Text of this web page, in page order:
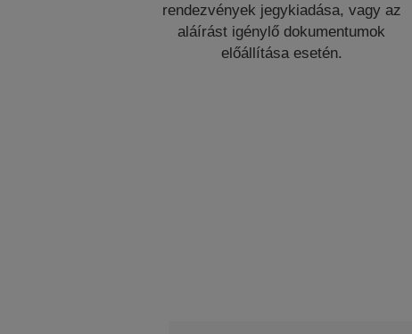
rendezvények jegykiadása, vagy az
aláírást igénylő dokumentumok
előállítása esetén.